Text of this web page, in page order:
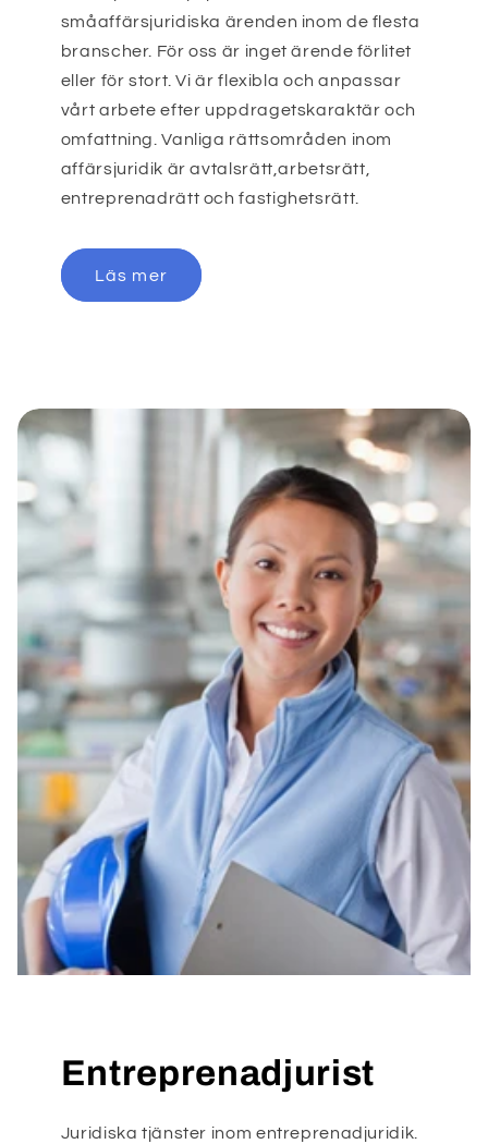
småaffärsjuridiska ärenden inom de flesta
branscher. För oss är inget ärende förlitet
eller för stort. Vi är flexibla och anpassar
vårt arbete efter uppdragetskaraktär och
omfattning. Vanliga rättsområden inom
affärsjuridik är avtalsrätt,arbetsrätt,
entreprenadrätt och fastighetsrätt.
Läs mer
Entreprenadjurist
Juridiska tjänster inom entreprenadjuridik.